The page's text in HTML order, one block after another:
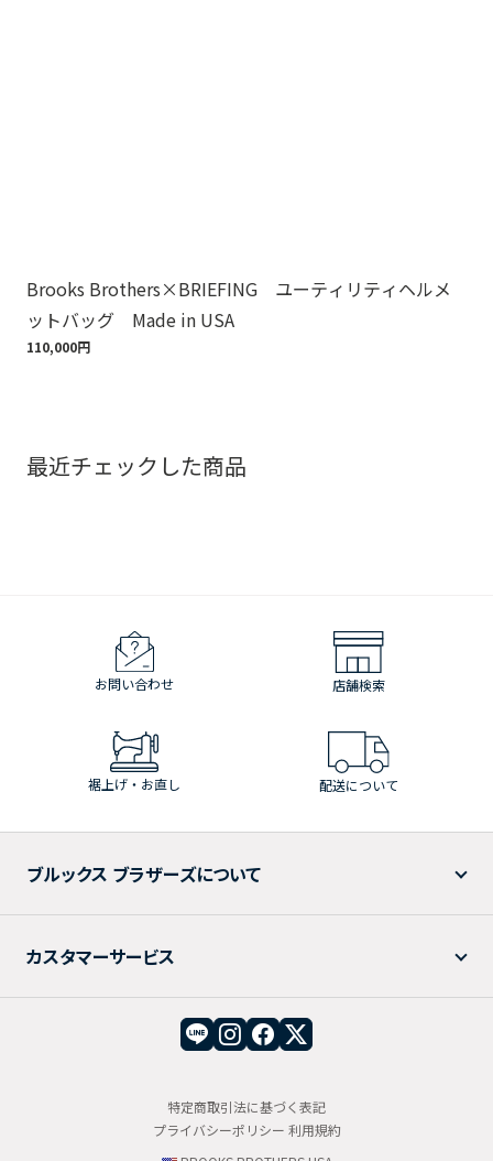
Brooks Brothers×BRIEFING ユーティリティヘルメ
ットバッグ Made in USA
110,000円
最近チェックした商品
お問い合わせ 店舗検索
裾上げ・お直し 配送について
ブルックス ブラザーズについて
カスタマーサービス
特定商取引法に基づく表記
プライバシーポリシー 利用規約